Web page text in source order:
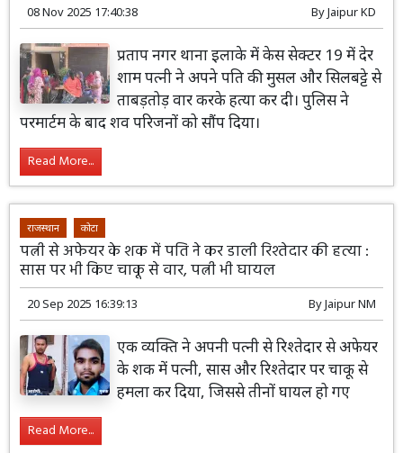
08 Nov 2025 17:40:38 ByJaipur KD
प्रताप नगर थाना इलाके में केस सेक्टर 19 में देर
शाम पत्नी ने अपने पति की मुसल और सिलबट्टे से
ताबड़तोड़ वार करके हत्या कर दी। पुलिस ने
परमार्टम के बाद शव परिजनों को सौंप दिया।
Read More...
राजस्थान कोटा
पत्नी से अफेयर के शक में पति ने कर डाली रिश्तेदार की हत्या :
सास पर भी किए चाकू से वार, पत्नी भी घायल
20 Sep 2025 16:39:13 ByJaipur NM
एक व्यक्ति ने अपनी पत्नी से रिश्तेदार से अफेयर
के शक में पत्नी, सास और रिश्तेदार पर चाकू से
हमला कर दिया, जिससे तीनों घायल हो गए
Read More...